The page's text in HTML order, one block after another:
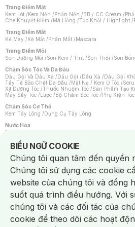
Trang Điểm Mặt
Kem Lót /Kem Nền /Phấn Nền /BB / CC Cream /
Che Khuyết Điểm /Má Hồng /Tạo Khối / Highlight /
Trang Điểm Mắt
Kẻ Mày /Kẻ Mắt /Phấn Mắt /Mascara
Trang Điểm Môi
Son Dưỡng Môi /Son Kem / Tint /Son Thỏi /Son
Chăm Sóc Tóc Và Da Đầu
Dầu Gội Và Dầu Xả /Dầu Gội /Dầu Xả /Dầu Gội
Tẩy Tế Bào Chết Da Đầu /Mặt Nạ / Kem Ủ Tóc /
Xịt Dưỡng Tóc /Thuốc Nhuộm Tóc /Sản Phẩm Tạo
Máy Sấy Tóc /Lược /Bộ Chăm Sóc Tóc /Phụ Kiện Tóc
Chăm Sóc Cơ Thể
Kem Tẩy Lông /Dụng Cụ Tẩy Lông
Nước Hoa
Nước Hoa Nữ
Chăm Sóc Cá Nhân
Chống Muỗi /Khẩu Trang /Máy Massage/Mặt Nạ
Sản Phẩm Chăm Sóc Khác /Bàn Chải Đánh Răng /
Hỗ Trợ Trắng Răng/Kem Đánh Răng /Máy Tăm
Tăm / Chỉ Nha Khoa/ Xịt Thơm Miệng / Dung Dịch
Khăn Ướt Vệ Sinh Vùng Kín/Băng Vệ Sinh/
Máy Cạo Râu
Vấn Đề Về Da
Da Dầu / Lỗ Chân Lông To/ Da Khô / Mất Nước/ Da
Da Nhạy Cảm / Kích Ứng
Da Xỉn Màu Thâm /
Quầng Thâm & Bọng Mắt /Sẹo /Viêm Da Cơ Địa
BIỂU NGỮ COOKIE
Notice about cookies usage
Chúng tôi quan tâm đến quyền
Chúng tôi sử dụng các cookie
website của chúng tôi và đồng
suốt quá trình điều hướng. Với
chúng tôi và các đối tác của
cookie để theo dõi các hoạt